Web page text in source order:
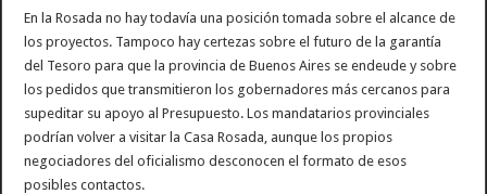
En la Rosada no hay todavía una posición tomada sobre el alcance de
los proyectos. Tampoco hay certezas sobre el futuro de la garantía
del Tesoro para que la provincia de Buenos Aires se endeude y sobre
los pedidos que transmitieron los gobernadores más cercanos para
supeditar su apoyo al Presupuesto. Los mandatarios provinciales
podrían volver a visitar la Casa Rosada, aunque los propios
negociadores del oficialismo desconocen el formato de esos
posibles contactos.